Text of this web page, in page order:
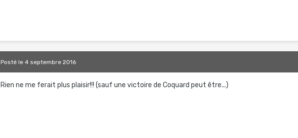
Postéle 4 septembre 2016
Rien ne me ferait plus plaisir!!! (sauf une victoire de Coquard peut être...)